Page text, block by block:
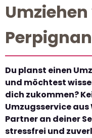
Du planst einen
und möchtest
dich zukommen?
Umzugsservice
Partner an deiner
stressfrei und